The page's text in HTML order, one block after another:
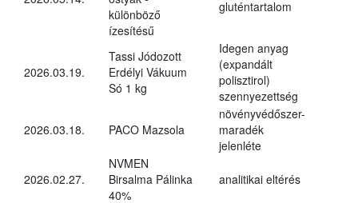
különböző
ízesítésű
gluténtartalom
2026.03.19.
Tassi Jódozott
Erdélyi Vákuum
Só 1 kg
Idegen anyag
(expandált
polisztirol)
szennyezettség
2026.03.18. PACO Mazsola
növényvédőszer-
maradék
jelenléte
2026.02.27.
NVMEN
Birsalma Pálinka
40%
analitikai eltérés